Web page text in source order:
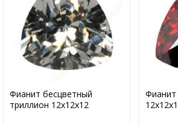
Фианит бесцветный
триллион 12х12х12
Фианит